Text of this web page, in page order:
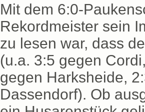
Mit dem 6:0-
Rekordmeister sein
zu lesen war, dass
(u.a. 3:5 gegen
gegen Harksheide,
Dassendorf). Ob